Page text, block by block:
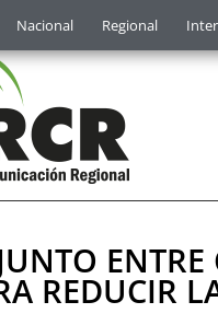
Nacional Regional
REDUCIR